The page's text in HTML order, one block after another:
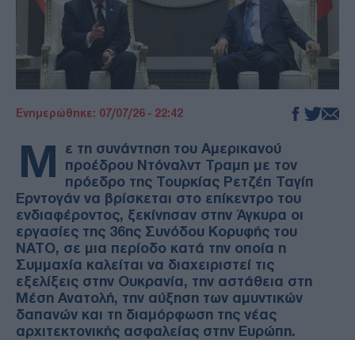
Ενημερώθηκε: 07/07/26 - 22:42
Μ
ε τη συνάντηση του Αμερικανού
προέδρου Ντόναλντ Τραμπ με τον
πρόεδρο της Τουρκίας Ρετζέπ Ταγίπ
Ερντογάν να βρίσκεται στο επίκεντρο του
ενδιαφέροντος, ξεκίνησαν στην Άγκυρα οι
εργασίες της 36ης Συνόδου Κορυφής του
ΝΑΤΟ, σε μια περίοδο κατά την οποία η
Συμμαχία καλείται να διαχειριστεί τις
εξελίξεις στην Ουκρανία, την αστάθεια στη
Μέση Ανατολή, την αύξηση των αμυντικών
δαπανών και τη διαμόρφωση της νέας
αρχιτεκτονικής ασφαλείας στην Ευρώπη.